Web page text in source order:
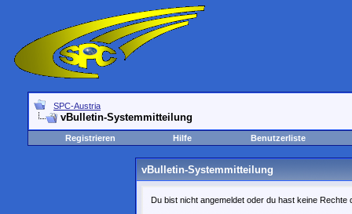
SPC-Austria
vBulletin-Systemmitteilung
Registrieren Hilfe Benutzerliste
vBulletin-Systemmitteilung
Du bist nicht angemeldet oder du hast keine